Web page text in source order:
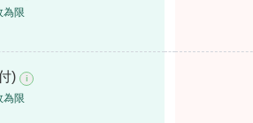
為限
) i
為限